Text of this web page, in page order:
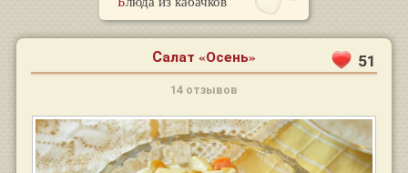
Салат «Осень» 51
14 отзывов